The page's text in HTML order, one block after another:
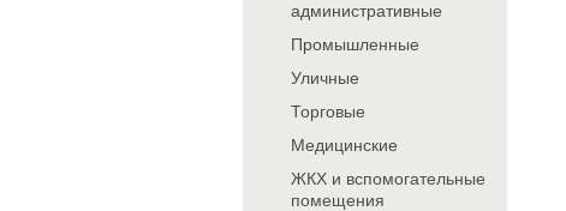
административные
Промышленные
Уличные
Торговые
Медицинские
ЖКХ и вспомогательные
помещения